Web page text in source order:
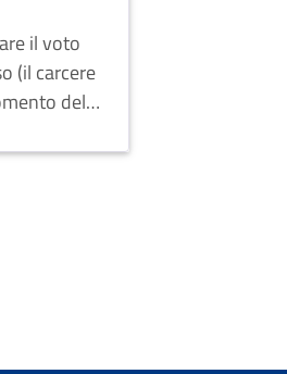
il voto
(il carcere
delle